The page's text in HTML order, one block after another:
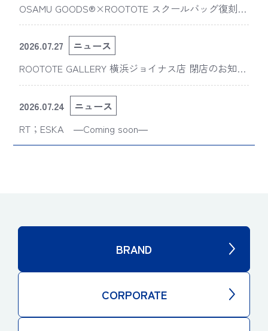
OSAMU GOODS®×ROOTOTE スクールバッグ復刻
版“スライスドアイ”の新デザインが「The 50th Annive
rsary OSAMU GOODS展」に登場
2026.07.27
ニュース
ROOTOTE GALLERY 横浜ジョイナス店 閉店のお知ら
せ
2026.07.24
ニュース
RT；ESKA ―Coming soon―
BRAND
CORPORATE